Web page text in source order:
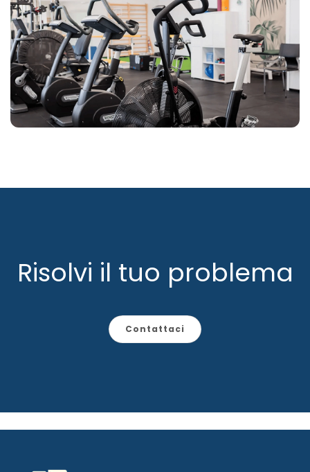
Risolvi il tuo problema
Contattaci